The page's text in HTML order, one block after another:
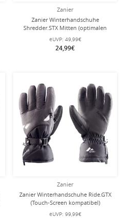
Zanier
Zanier Winterhandschuhe
Shredder.STX Mitten (optimalen
Tragekomfort) schwarz/neongelb
Kinder
eUVP: 49,99€
24,99€
Zanier
Zanier Winterhandschuhe Ride.GTX
(Touch-Screen kompatibel)
schwarz/anthrazitgrau
eUVP: 99,99€